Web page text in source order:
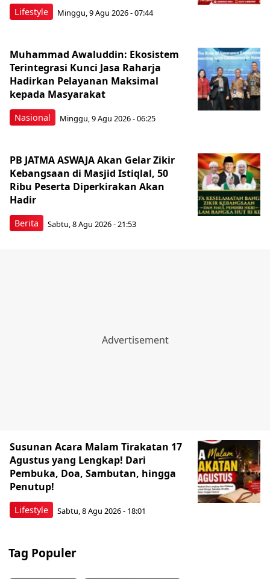
Lifestyle Minggu, 9 Agu 2026 - 07:44
Nasional
Muhammad Awaluddin: Ekosistem
Terintegrasi Kunci Jasa Raharja
Hadirkan Pelayanan Maksimal
kepada Masyarakat
Minggu, 9 Agu 2026 - 06:25
Berita
PB JATMA ASWAJA Akan Gelar Zikir
Kebangsaan di Masjid Istiqlal, 50
Ribu Peserta Diperkirakan Akan
Hadir
Sabtu, 8 Agu 2026 - 21:53
Lifestyle
Susunan Acara Malam Tirakatan 17
Agustus yang Lengkap! Dari
Pembuka, Doa, Sambutan, hingga
Penutup!
Sabtu, 8 Agu 2026 - 18:01
Tag Populer